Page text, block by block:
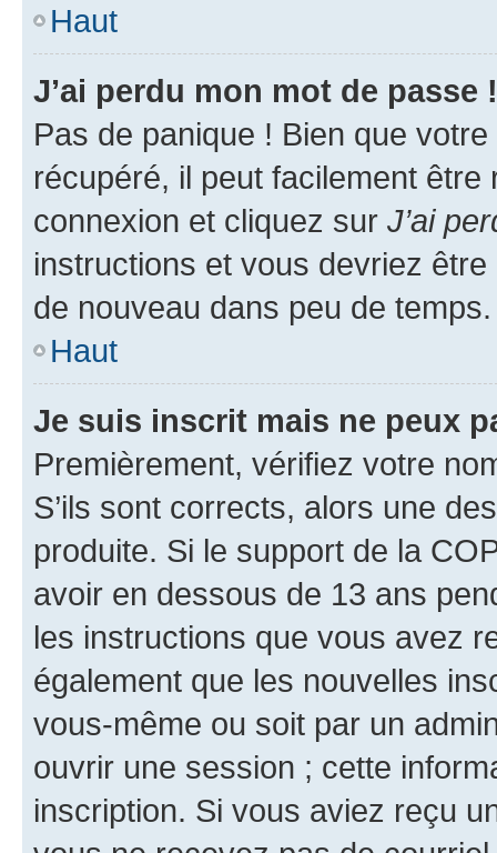
Haut
J’ai perdu mon mot de passe !
Pas de panique ! Bien que
récupéré, il peut facilement
connexion et cliquez sur J’ai
instructions et vous devriez
de nouveau dans peu de temps.
Haut
Je suis inscrit mais ne peux
Premièrement, vérifiez votre
S’ils sont corrects, alors une
produite. Si le support de la
avoir en dessous de 13 ans
les instructions que vous avez
également que les nouvelles
vous-même ou soit par un
ouvrir une session ; cette
inscription. Si vous aviez reçu